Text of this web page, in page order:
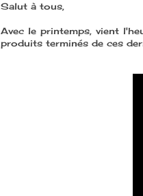
Salut à tous,
Avec le printemps, vient
produits terminés de ces